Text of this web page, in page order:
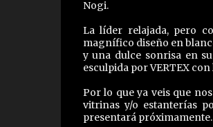
Nogi.
La líder relajada, pero
magnífico diseño en
y una dulce sonrisa en
esculpida por VERTEX
Por lo que ya veis que
vitrinas y/o estanterías
presentará próximamente.